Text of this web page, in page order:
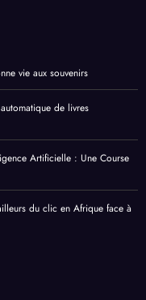
vie aux souvenirs
de livres
Artificielle : Une Course
du clic en Afrique face à